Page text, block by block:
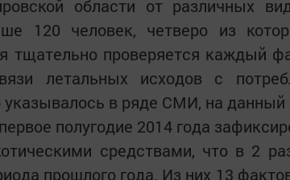
области от различных
120 человек, четверо из
тщательно проверяется каждый
летальных исходов с
указывалось в ряде СМИ, на
полугодие 2014 года
средствами, что в 2
прошлого года. Из них 13